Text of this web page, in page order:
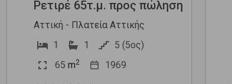
Ρετιρέ 65τ.μ. προς πώληση
Αττική - Πλατεία Αττικής
1
1
5 (5ος)
65 m2 1969